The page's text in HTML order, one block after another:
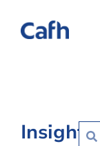
Insights